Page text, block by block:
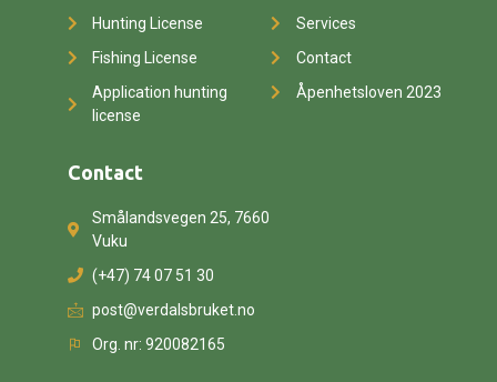
Hunting License
Fishing License
Application hunting
license
Services
Contact
Åpenhetsloven 2023
Contact
Smålandsvegen 25, 7660
Vuku
(+47) 74 07 51 30
post@verdalsbruket.no
Org. nr: 920082165